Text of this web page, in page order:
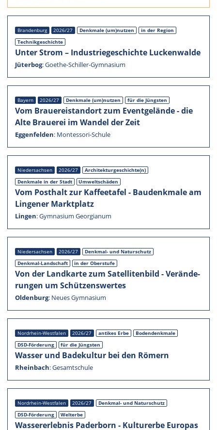
Branden­burg 2026/27 Denkmale (um)nutzen
in der Region
Technik­ge­schichte
Unter Strom – Indus­trie­ge­schichte Lucken­walde
Jüter­bog:Goethe-Schiller-Gymnasium
Bayern 2026/27 Denkmale (um)nutzen für die Jüngs­ten
Vom Braue­rei­stand­ort zum Event­ge­lände - die
Alte Braue­rei im Wandel der Zeit
Eggen­fel­den: Montessori-Schule
Nieder­sach­sen 2026/27
Architekturgeschichte(n)
Denkmale in der Stadt
Umwelt­schä­den
Vom Posthalt zur Kaffee­ta­fel - Baudenk­male am
Linge­ner Markt­platz
Lingen:Gymna­sium Georgi­a­num
Nieder­sach­sen 2026/27
Denkmal- und Natur­schutz
Denkmal-Landschaft
in der Oberstufe
Von der Landkarte zum Satel­li­ten­bild - Verän­de­
run­gen um Schüt­zens­wer­tes
Olden­burg: Neues Gymna­sium
Nordrhein-Westfalen 2026/27 antikes Erbe
Boden­denk­male
DSD-Förderung
für die Jüngs­ten
Wasser und Badekul­tur bei den Römern
Rhein­bach:Gesamt­schule
Nordrhein-Westfalen 2026/27
Denkmal- und Natur­schutz
DSD-Förderung
Welterbe
Wasser­er­leb­nis Pader­born - Kultur­erbe Europas